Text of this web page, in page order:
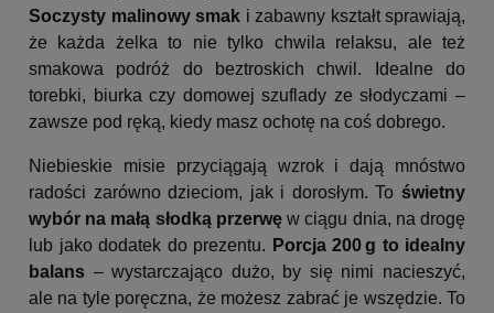
Soczysty malinowy smak i zabawny kształt sprawiają,
że każda żelka to nie tylko chwila relaksu, ale też
smakowa podróż do beztroskich chwil. Idealne do
torebki, biurka czy domowej szuflady ze słodyczami –
zawsze pod ręką, kiedy masz ochotę na coś dobrego.
Niebieskie misie przyciągają wzrok i dają mnóstwo
radości zarówno dzieciom, jak i dorosłym. To świetny
wybór na małą słodką przerwęw ciągu dnia, na drogę
lub jako dodatek do prezentu. Porcja 200 g to idealny
balans – wystarczająco dużo, by się nimi nacieszyć,
ale na tyle poręczna, że możesz zabrać je wszędzie. To